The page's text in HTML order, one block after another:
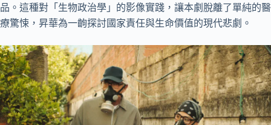
品。這種對「生物政治學」的影像實踐，讓本劇脫離了單純的醫
療驚悚，昇華為一齣探討國家責任與生命價值的現代悲劇。